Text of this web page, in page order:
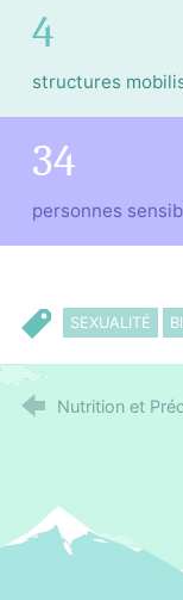
5
structures
41
personnes
SEXUALITÉ
Nutrition et